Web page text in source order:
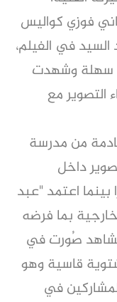
فوزي كواليس
السيد في الفيلم،
سهلة وشهدت
التصوير مع
من مدرسة
داخل
بينما اعتمد "عبد
بما فرضه
صُورت في
قاسية وهو
في